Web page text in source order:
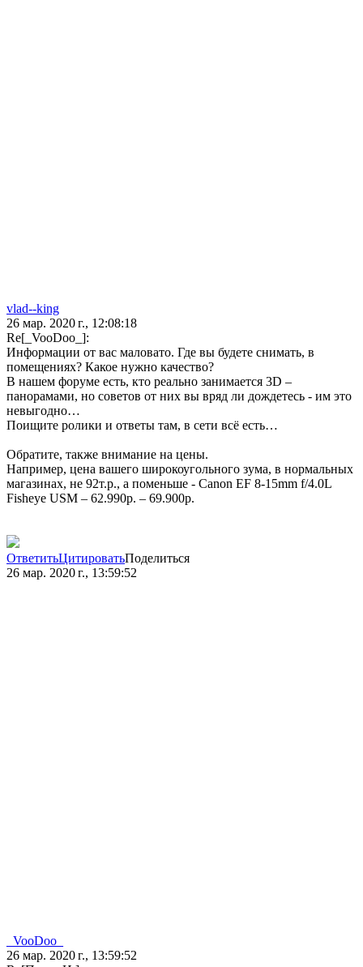
vlad--king
26 мар. 2020 г., 12:08:18
Re[_VooDoo_]:
Информации от вас маловато. Где вы будете снимать, в
помещениях? Какое нужно качество?
В нашем форуме есть, кто реально занимается 3D –
панорамами, но советов от них вы вряд ли дождетесь - им это
невыгодно…
Поищите ролики и ответы там, в сети всё есть…
Обратите, также внимание на цены.
Например, цена вашего широкоугольного зума, в нормальных
магазинах, не 92т.р., а поменьше - Canon EF 8-15mm f/4.0L
Fisheye USM – 62.990р. – 69.900р.
ОтветитьЦитироватьПоделиться
26 мар. 2020 г., 13:59:52
_VooDoo_
26 мар. 2020 г., 13:59:52